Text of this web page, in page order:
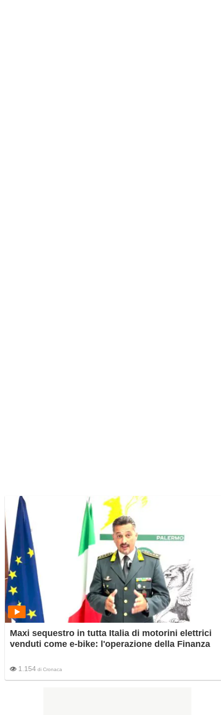
Maxi sequestro in tutta Italia di motorini elettrici
venduti come e-bike: l'operazione della Finanza
1.154 di Cronaca